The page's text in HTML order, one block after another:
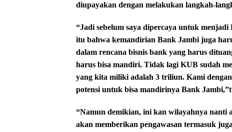
diupayakan dengan melakukan langkah-
“Jadi sebelum saya dipercaya untuk
itu bahwa kemandirian Bank Jambi juga
dalam rencana bisnis bank yang harus
harus bisa mandiri. Tidak lagi KUB sudah
yang kita miliki adalah 3 triliun. Kami
potensi untuk bisa mandirinya Bank
“Namun demikian, ini kan wilayahnya
akan memberikan pengawasan termasuk